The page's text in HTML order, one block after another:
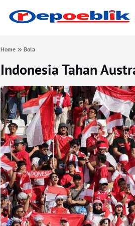
Home Bola
Indonesia Tahan